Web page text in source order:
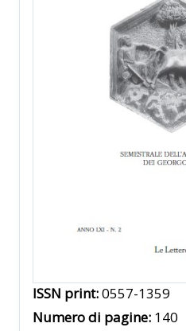
ISSN print:0557-1359
Numero di pagine: 140